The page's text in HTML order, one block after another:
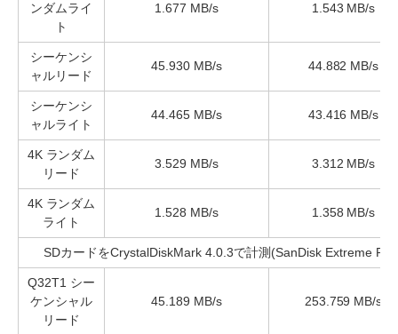
ンダムライ
ト
1.677 MB/s 1.543 MB/s
シーケンシ
ャルリード
45.930 MB/s 44.882 MB/s
シーケンシ
ャルライト
44.465 MB/s 43.416 MB/s
4K ランダム
リード
3.529 MB/s 3.312 MB/s
4K ランダム
ライト
1.528 MB/s 1.358 MB/s
SDカードをCrystalDiskMark 4.0.3で計測(SanDisk Extreme
Q32T1 シー
ケンシャル
リード
45.189 MB/s 253.759 MB/s